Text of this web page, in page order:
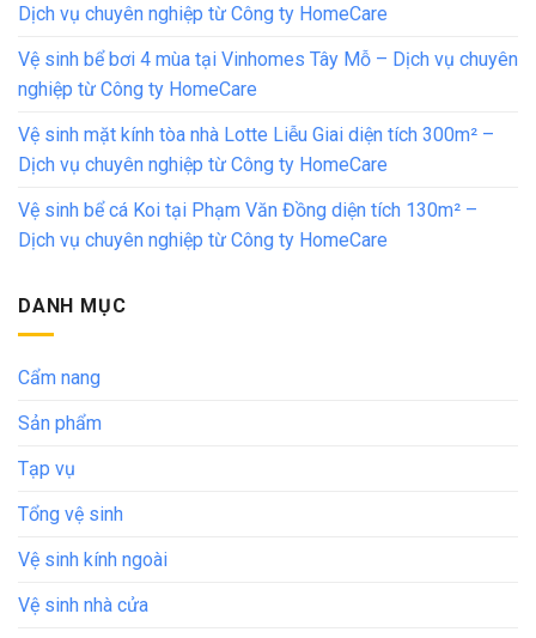
Dịch vụ chuyên nghiệp từ Công ty HomeCare
Vệ sinh bể bơi 4 mùa tại Vinhomes Tây Mỗ – Dịch vụ chuyên
nghiệp từ Công ty HomeCare
Vệ sinh mặt kính tòa nhà Lotte Liễu Giai diện tích 300m² –
Dịch vụ chuyên nghiệp từ Công ty HomeCare
Vệ sinh bể cá Koi tại Phạm Văn Đồng diện tích 130m² –
Dịch vụ chuyên nghiệp từ Công ty HomeCare
DANH MỤC
Cẩm nang
Sản phẩm
Tạp vụ
Tổng vệ sinh
Vệ sinh kính ngoài
Vệ sinh nhà cửa